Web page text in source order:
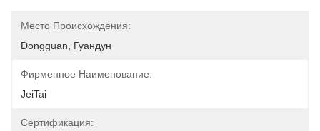
Место Происхождения:
Dongguan, Гуандун
Фирменное Наименование:
JeiTai
Сертификация: